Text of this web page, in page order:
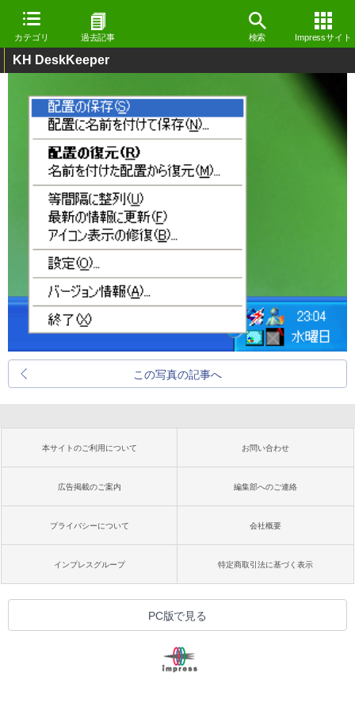
カテゴリ 過去記事 検索 Impressサイト
KH DeskKeeper
この写真の記事へ
本サイトのご利用について お問い合わせ
広告掲載のご案内 編集部へのご連絡
プライバシーについて 会社概要
インプレスグループ 特定商取引法に基づく表示
PC版で見る